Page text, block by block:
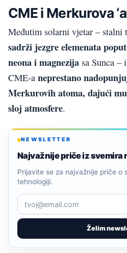
CME i Merkurova
Međutim solarni vjetar – stalni
sadrži jezgre elemenata
neona i magnezija sa Sunca
CME-a neprestano
Merkurovih atoma, dajući
sloj atmosfere.
NEWSLETTER
Najvažnije priče iz svemira
Želim
Prijavite se za najvažnije priče o
tehnologiji.